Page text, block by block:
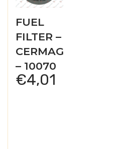
FUEL
FILTER –
CERMAG
– 10070
€4,01